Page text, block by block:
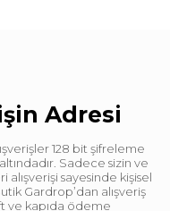
Adresi
128 bit şifreleme
Sadece sizin ve
alışverişi sayesinde kişisel
Gardrop’dan alışveriş
ve kapıda ödeme